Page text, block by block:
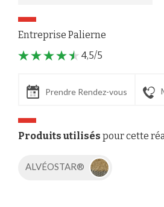
Entreprise Palierne
4,5/5
Prendre Rendez-vous
Produits utilisés pour cette
ALVÉOSTAR®